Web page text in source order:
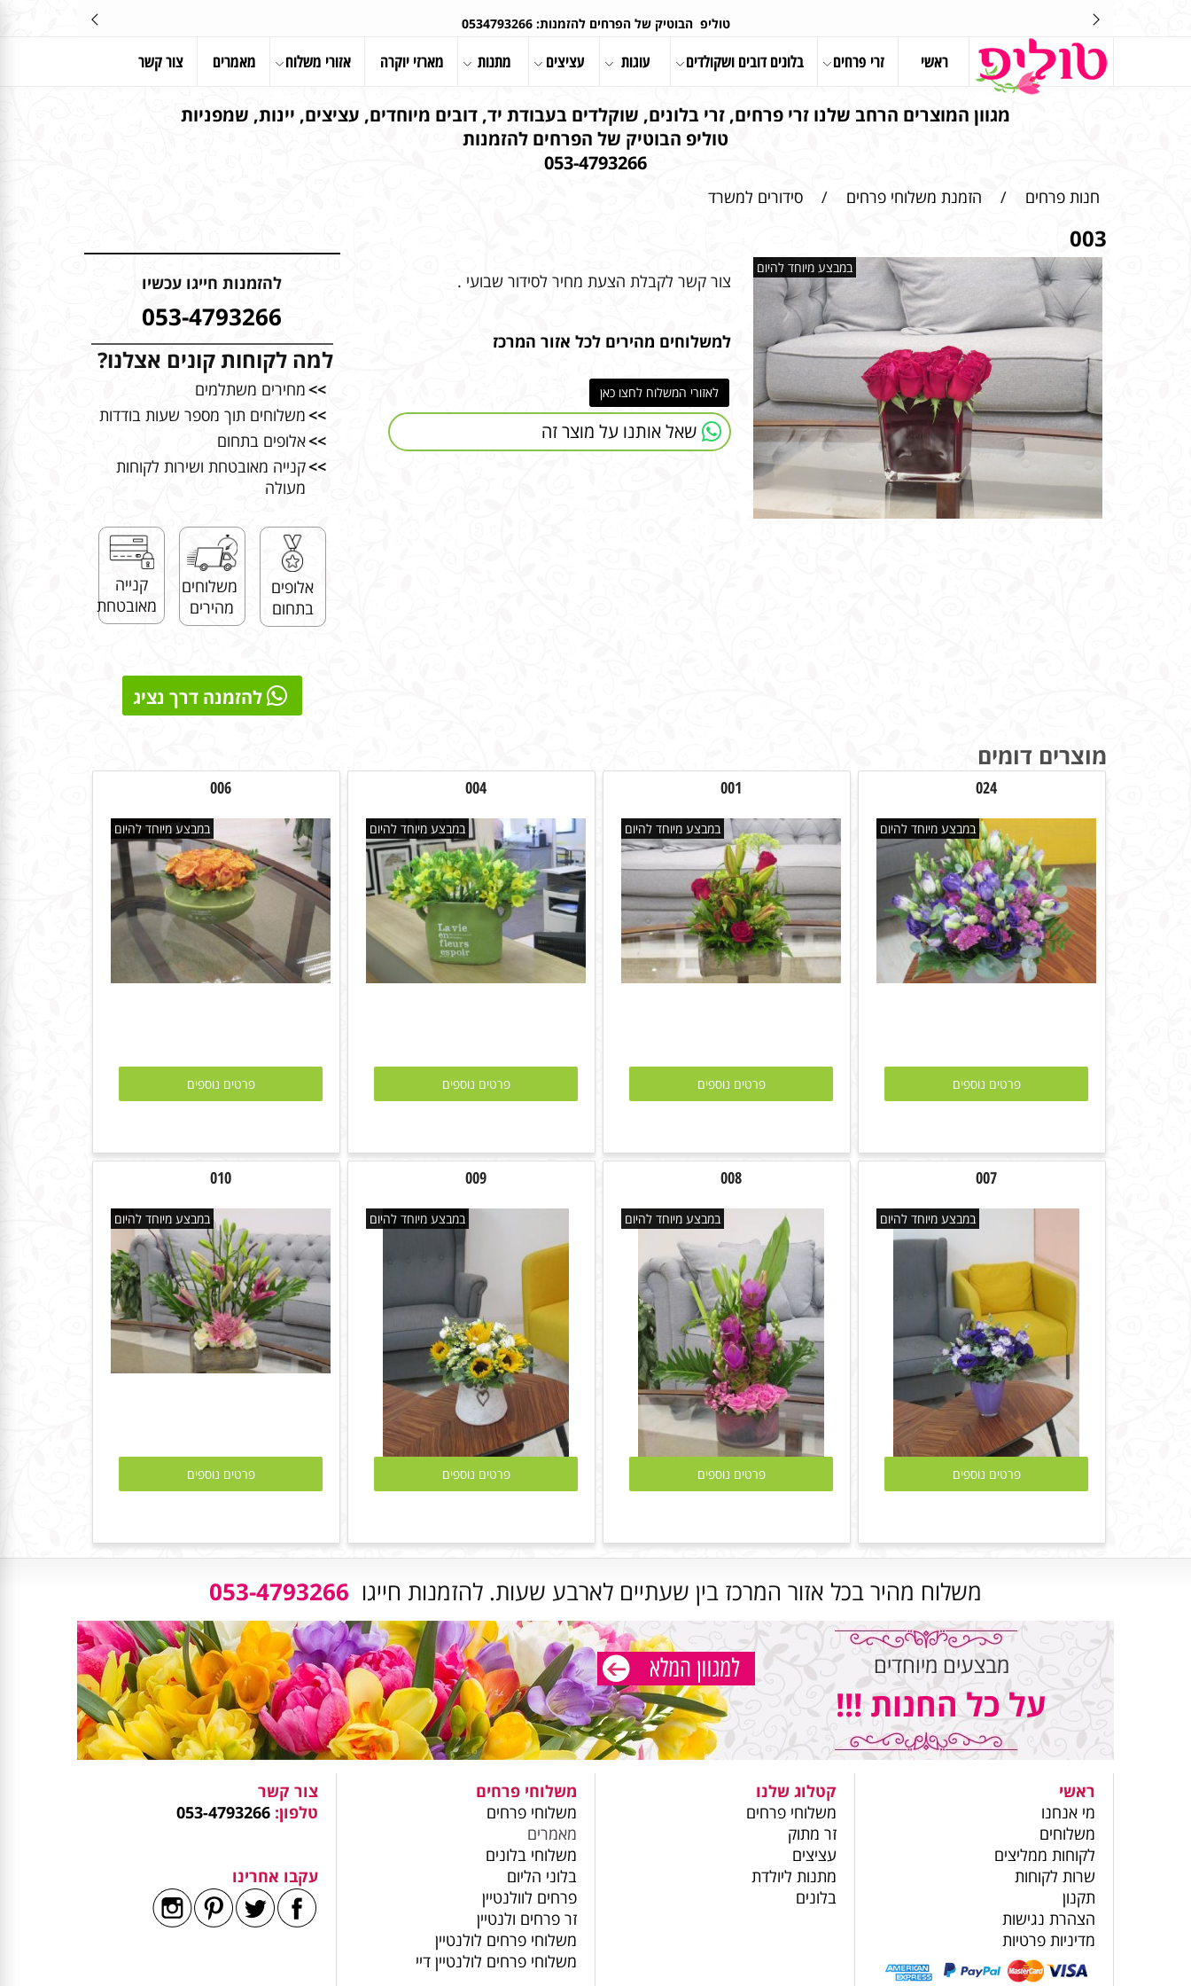
טוליפ הבוטיק של הפרחים להזמנות: 0534793266
ראשי זרי פרחים בלונים דובים ושקולדים עוגות עציצים מתנות מארזי יוקרה אזורי משלוח מאמרים צור קשר
מגוון המוצרים הרחב שלנו זרי פרחים, זרי בלונים, שוקלדים בעבודת יד, דובים מיוחדים, עציצים, יינות, שמפניות
טוליפ הבוטיק של הפרחים להזמנות
053-4793266
חנות פרחים / הזמנת משלוחי פרחים / סידורים למשרד
003
במבצע מיוחד להיום
צור קשר לקבלת הצעת מחיר לסידור שבועי .
למשלוחים מהירים לכל אזור המרכז
לאזורי המשלוח לחצו כאן
שאל אותנו על מוצר זה
להזמנות חייגו עכשיו
053-4793266
למה לקוחות קונים אצלנו?
>>מחירים משתלמים
>>משלוחים תוך מספר שעות בודדות
>>אלופים בתחום
>>קנייה מאובטחת ושירות לקוחות
מעולה
אלופים
בתחום
משלוחים
מהירים
קנייה
מאובטחת
להזמנה דרך נציג
מוצרים דומים
024
במבצע מיוחד להיום
פרטים נוספים
001
במבצע מיוחד להיום
פרטים נוספים
004
במבצע מיוחד להיום
פרטים נוספים
006
במבצע מיוחד להיום
פרטים נוספים
007
במבצע מיוחד להיום
פרטים נוספים
008
במבצע מיוחד להיום
פרטים נוספים
009
במבצע מיוחד להיום
פרטים נוספים
010
במבצע מיוחד להיום
פרטים נוספים
משלוח מהיר בכל אזור המרכז בין שעתיים לארבע שעות. להזמנות חייגו 053-4793266
מבצעים מיוחדים
על כל החנות !!!
ראשי
מי אנחנו
משלוחים
לקוחות ממליצים
שרות לקוחות
תקנון
הצהרת נגישות
מדיניות פרטיות
קטלוג שלנו
משלוחי פרחים
זר מתוק
עציצים
מתנות ליולדת
בלונים
משלוחי פרחים
משלוחי פרחים
מאמרים
משלוחי בלונים
בלוני הליום
פרחים לוולנטיין
זר פרחים ולנטיין
משלוחי פרחים לולנטיין
משלוחי פרחים לולנטיין דיי
צור קשר
טלפון:053-4793266
עקבו אחרינו